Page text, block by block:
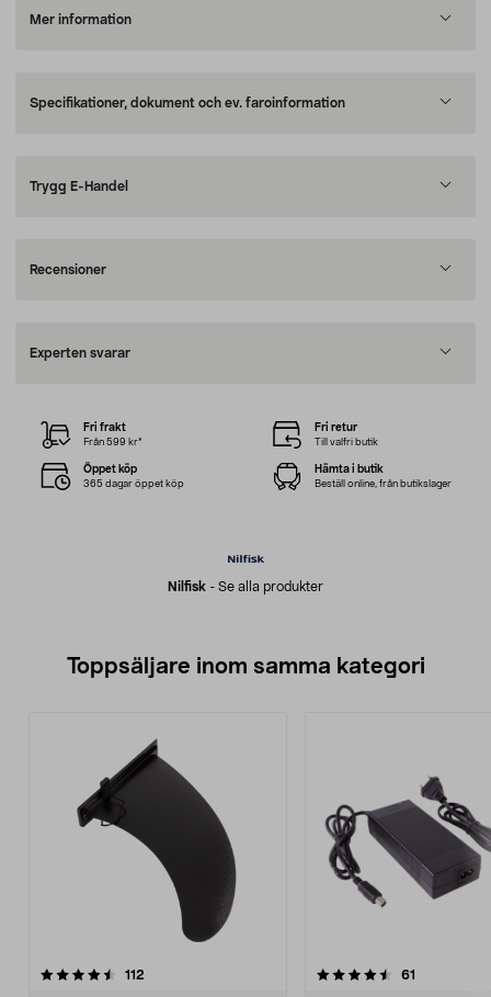
Mer information
Specifikationer, dokument och ev. faroinformation
Trygg E-Handel
Recensioner
Experten svarar
Nilfisk - Se alla produkter
Fri frakt
Från 599 kr*
Fri retur
Till valfri butik
Öppet köp
365 dagar öppet köp
Hämta i butik
Beställ online, från butikslager
Toppsäljare inom samma kategori
112
4.5 av 5 stjärnor 61
4.5 av 5 stjärnor